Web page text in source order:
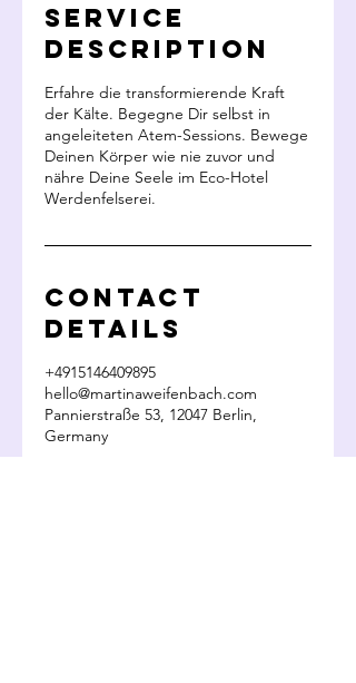
Service
Description
Erfahre die transformierende Kraft
der Kälte. Begegne Dir selbst in
angeleiteten Atem-Sessions. Bewege
Deinen Körper wie nie zuvor und
nähre Deine Seele im Eco-Hotel
Werdenfelserei.
Contact
Details
+4915146409895
hello@martinaweifenbach.com
Pannierstraße 53, 12047 Berlin,
Germany